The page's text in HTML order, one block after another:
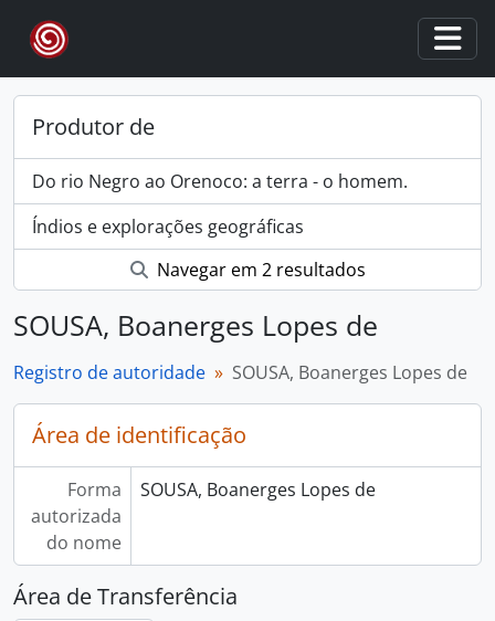
Skip to main content
Produtor de
Do rio Negro ao Orenoco: a terra - o homem.
Índios e explorações geográficas
Navegar em 2 resultados
SOUSA, Boanerges Lopes de
Registro de autoridade SOUSA, Boanerges Lopes de
Área de identificação
Forma
autorizada
do nome
SOUSA, Boanerges Lopes de
Área de Transferência